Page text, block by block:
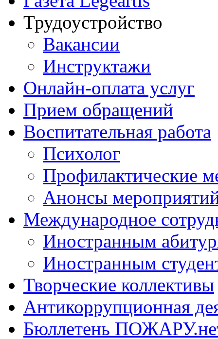
Трудоустройство
Вакансии
Инструктажи
Онлайн-оплата услуг
Прием обращений
Воспитательная работа
Психолог
Профилактические
Анонсы
Международное
Иностранным
Иностранным
Творческие коллективы
Антикоррупционная
Бюллетень